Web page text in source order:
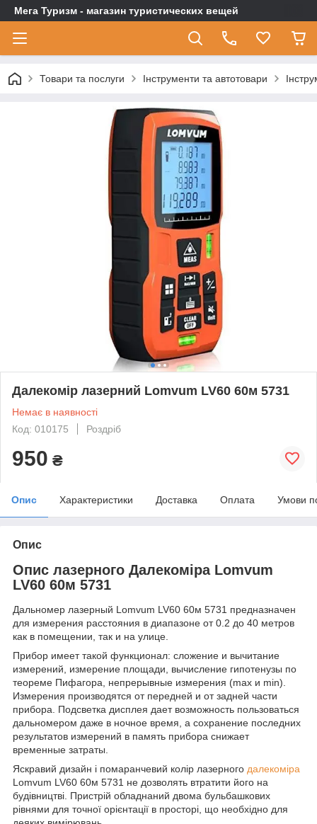
Мега Туризм - магазин туристических вещей
Товари та послуги Інструменти та автотовари
Далекомір лазерний Lomvum LV60 60м 5731
Немає в наявності
Код: 010175
Роздріб
950 ₴
Опис Характеристики Доставка Оплата Умови
Опис
Опис лазерного Далекоміра Lomvum
LV60 60м 5731
Дальномер лазерный Lomvum LV60 60м 5731 предназначен
для измерения расстояния в диапазоне от 0.2 до 40 метров
как в помещении, так и на улице.
Прибор имеет такой функционал: сложение и вычитание
измерений, измерение площади, вычисление гипотенузы по
теореме Пифагора, непрерывные измерения (max и min).
Измерения производятся от передней и от задней части
прибора. Подсветка дисплея дает возможность пользоваться
дальномером даже в ночное время, а сохранение последних
результатов измерений в память прибора снижает
временные затраты.
Яскравий дизайн і помаранчевий колір лазерного далекоміра
Lomvum LV60 60м 5731 не дозволять втратити його на
будівництві. Пристрій обладнаний двома бульбашкових
рівнями для точної орієнтації в просторі, що необхідно для